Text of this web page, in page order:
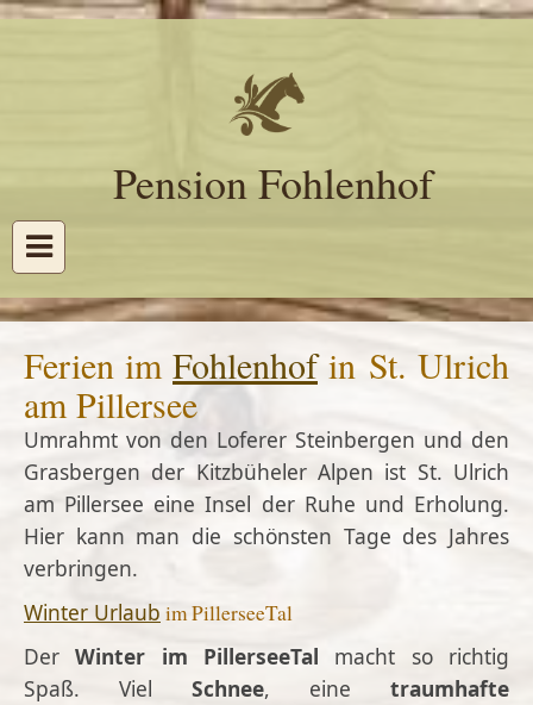
Pension Fohlenhof
Ferien im Fohlenhofin St. Ulrich
am Pillersee
Umrahmt von den Loferer Steinbergen und den
Grasbergen der Kitzbüheler Alpen ist St. Ulrich
am Pillersee eine Insel der Ruhe und Erholung.
Hier kann man die schönsten Tage des Jahres
verbringen.
Winter Urlaub im PillerseeTal
DerWinter im PillerseeTal macht so richtig
Spaß. Viel Schnee, eine traumhafte